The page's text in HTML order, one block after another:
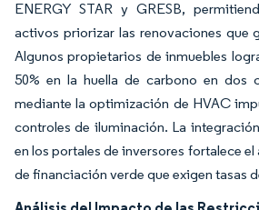
ENERGY STAR y GRESB,
activos priorizar las renovaciones que
Algunos propietarios de inmuebles
50% en la huella de carbono en dos
mediante la optimización de HVAC
controles de iluminación. La
en los portales de inversores fortalece
de financiación verde que exigen tasas